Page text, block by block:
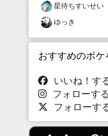
星待ちすいせい
ゆっき
おすすめのボ
いいね！す
フォローする
フォローす